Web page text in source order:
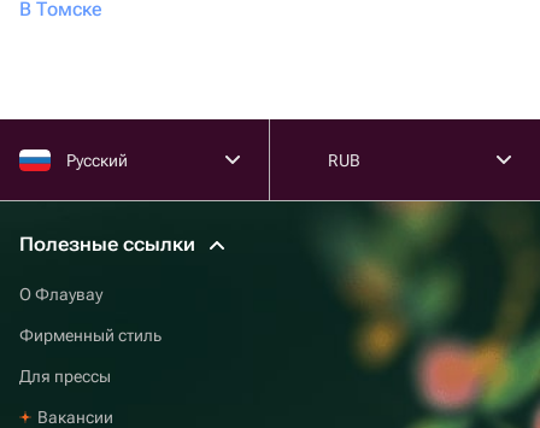
В Томске
Русский RUB
Полезные ссылки
О Флаувау
Фирменный стиль
Для прессы
Вакансии